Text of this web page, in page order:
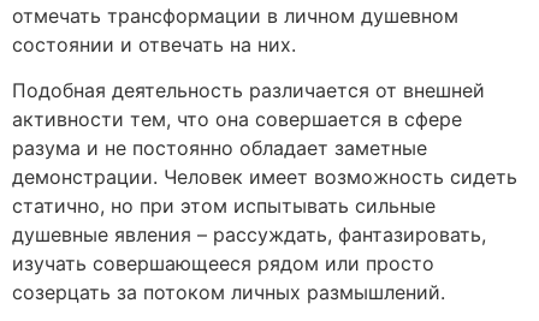
отмечать трансформации в личном душевном
состоянии и отвечать на них.
Подобная деятельность различается от внешней
активности тем, что она совершается в сфере
разума и не постоянно обладает заметные
демонстрации. Человек имеет возможность сидеть
статично, но при этом испытывать сильные
душевные явления – рассуждать, фантазировать,
изучать совершающееся рядом или просто
созерцать за потоком личных размышлений.